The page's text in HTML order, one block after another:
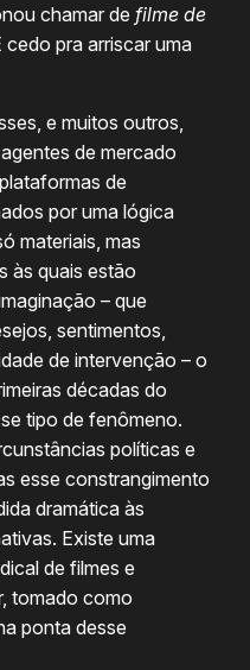
chamar de filme de
cedo pra arriscar uma
e muitos outros,
de mercado
de
por uma lógica
materiais, mas
às quais estão
– que
sentimentos,
de intervenção – o
décadas do
tipo de fenômeno.
políticas e
esse constrangimento
dramática às
Existe uma
de filmes e
tomado como
ponta desse